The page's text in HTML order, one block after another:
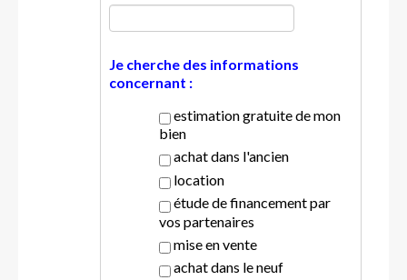
Je cherche des informations
concernant :
estimation gratuite de mon
bien
achat dans l'ancien
location
étude de financement par
vos partenaires
mise en vente
achat dans le neuf